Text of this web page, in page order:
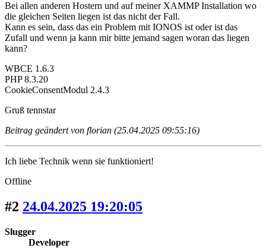
Bei allen anderen Hostern und auf meiner XAMMP Installation wo
die gleichen Seiten liegen ist das nicht der Fall.
Kann es sein, dass das ein Problem mit IONOS ist oder ist das
Zufall und wenn ja kann mir bitte jemand sagen woran das liegen
kann?
WBCE 1.6.3
PHP 8.3.20
CookieConsentModul 2.4.3
Gruß tennstar
Beitrag geändert von florian (25.04.2025 09:55:16)
Ich liebe Technik wenn sie funktioniert!
Offline
#2 24.04.2025 19:20:05
Slugger
Developer